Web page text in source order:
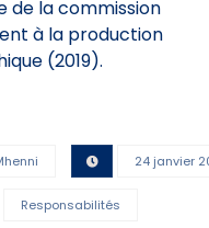
de la commission
à la production
(2019).
24 janvier
Responsabilités